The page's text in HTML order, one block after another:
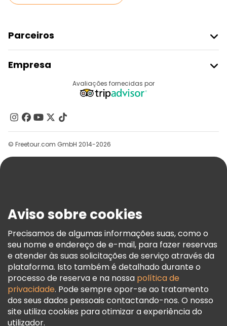
Parceiros
Registo Do Fornecedor
Programa De Afiliados
Empresa
Contacte-Nos
Grupos
Ajuda
Termos E Informações Legais
Política De Cookies
Freetour Prémios
Programa De Fidelidade
Avaliações fornecidas por
© Freetour.com GmbH 2014-2026
Aviso sobre cookies
Precisamos de algumas informações suas, como o
seu nome e endereço de e-mail, para fazer reservas
e atender às suas solicitações de serviço através da
plataforma. Isto também é detalhado durante o
processo de reserva e na nossa política de
privacidade. Pode sempre opor-se ao tratamento
dos seus dados pessoais contactando-nos. O nosso
site utiliza cookies para otimizar a experiência do
utilizador.